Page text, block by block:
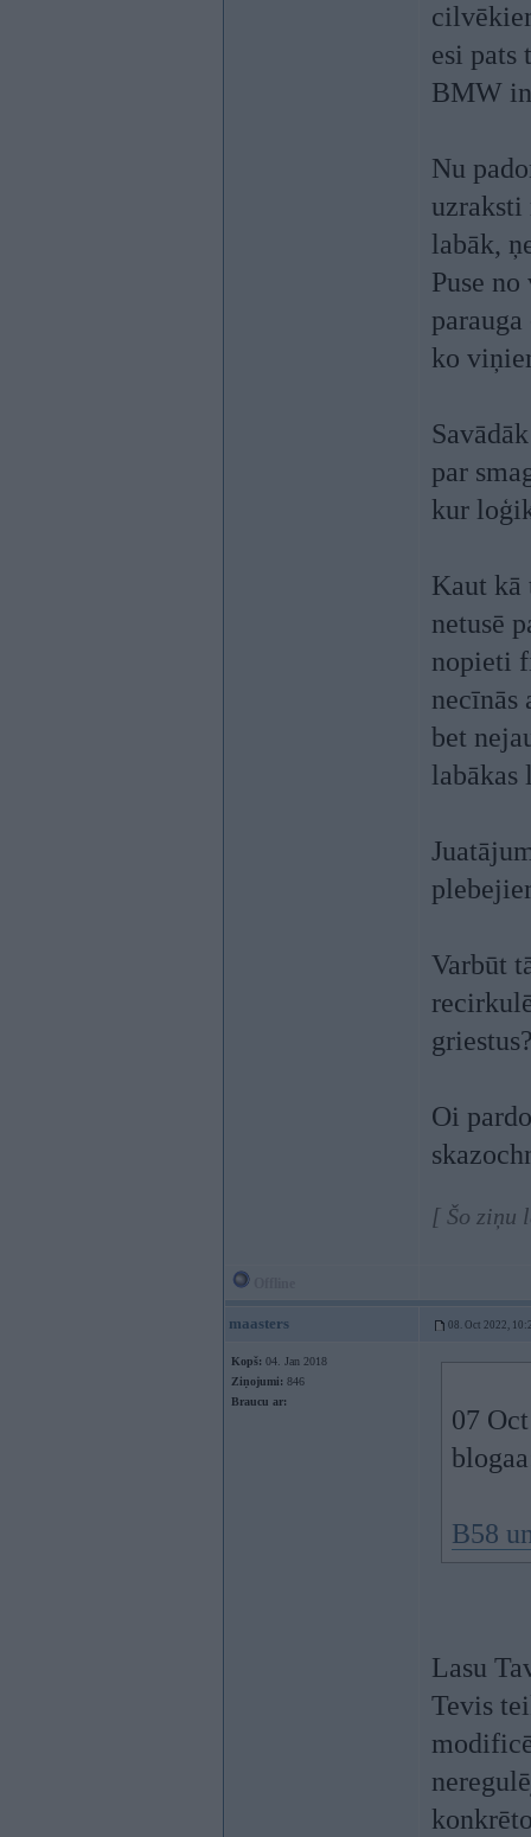
esi pats
BMW
Nu
uzraksti
labāk,
Puse
ko
par
kur
Kaut kā
netusē
nopieti
necīnās
bet
labākas
Varbūt
Oi
[ Šo ziņu
maasters 08. Oct 2022,
Kopš: 04. Jan 2018
Ziņojumi: 846
Braucu ar:
07
B58
Lasu
Tevis